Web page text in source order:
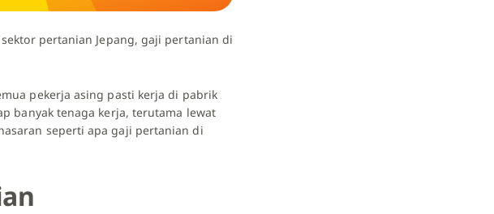
pertanian Jepang, gaji pertanian di
pekerja asing pasti kerja di pabrik
banyak tenaga kerja, terutama lewat
seperti apa gaji pertanian di